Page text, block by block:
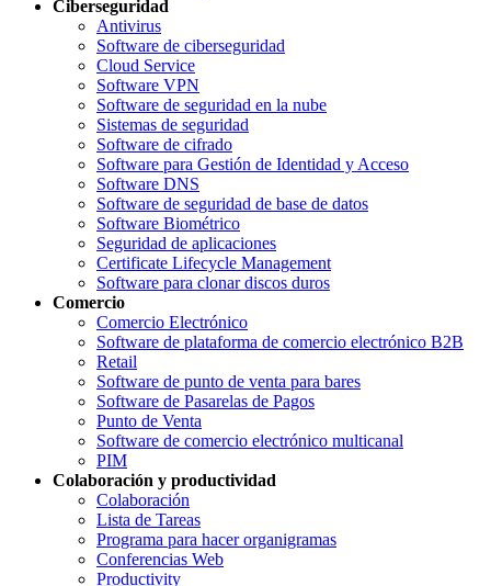
Ciberseguridad
Antivirus
Software de ciberseguridad
Cloud Service
Software VPN
Software de seguridad en la nube
Sistemas de seguridad
Software de cifrado
Software para Gestión de Identidad y Acceso
Software DNS
Software de seguridad de base de datos
Software Biométrico
Seguridad de aplicaciones
Certificate Lifecycle Management
Software para clonar discos duros
Comercio
Comercio Electrónico
Software de plataforma de comercio electrónico B2B
Retail
Software de punto de venta para bares
Software de Pasarelas de Pagos
Punto de Venta
Software de comercio electrónico multicanal
PIM
Colaboración y productividad
Colaboración
Lista de Tareas
Programa para hacer organigramas
Conferencias Web
Productivity